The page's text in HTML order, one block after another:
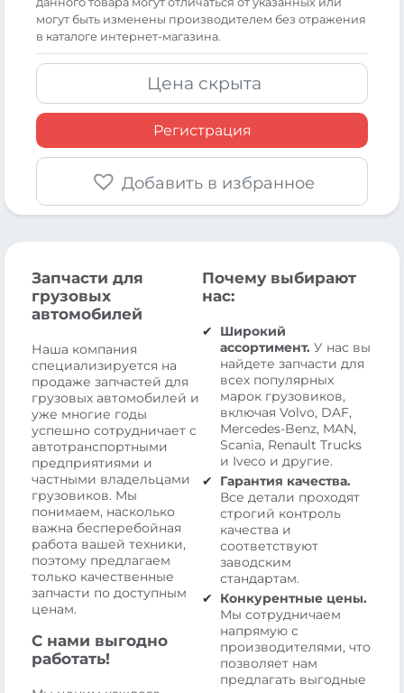
могут быть изменены производителем без отражения
в каталоге интернет-магазина.
Цена скрыта
Регистрация
Добавить в избранное
Запчасти для
грузовых
автомобилей
Наша компания
специализируется на
продаже запчастей для
грузовых автомобилей и
уже многие годы
успешно сотрудничает с
автотранспортными
предприятиями и
частными владельцами
грузовиков. Мы
понимаем, насколько
важна бесперебойная
работа вашей техники,
поэтому предлагаем
только качественные
запчасти по доступным
ценам.
С нами выгодно
работать!
Почему выбирают
нас:
Широкий
ассортимент. У нас вы
найдете запчасти для
всех популярных
марок грузовиков,
включая Volvo, DAF,
Mercedes-Benz, MAN,
Scania, Renault Trucks
и Iveco и другие.
Гарантия качества.
Все детали проходят
строгий контроль
качества и
соответствуют
заводским
стандартам.
Конкурентные цены.
Мы сотрудничаем
напрямую с
производителями, что
позволяет нам
предлагать выгодные